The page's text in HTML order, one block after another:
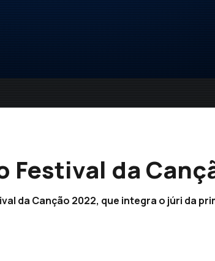
Festival da
da Canção 2022, que integra o júri da